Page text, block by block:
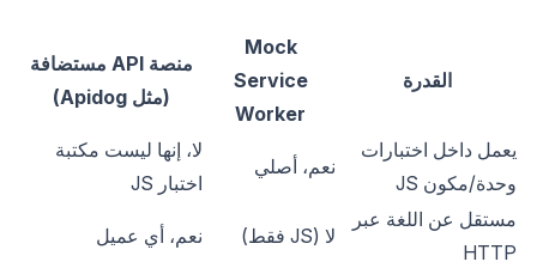
القدرة
Mock
Service
Worker
منصة API مستضافة
(مثل Apidog)
يعمل داخل اختبارات
وحدة/مكون JS
نعم، أصلي
لا، إنها ليست مكتبة
اختبار JS
مستقل عن اللغة عبر
HTTP
لا (JS فقط) نعم، أي عميل